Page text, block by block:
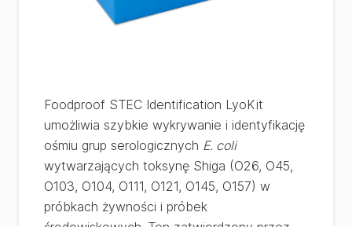
Foodproof STEC Identification LyoKit
umożliwia szybkie wykrywanie i identyfikację
ośmiu grup serologicznych E. coli
wytwarzających toksynę Shiga (O26, O45,
O103, O104, O111, O121, O145, O157) w
próbkach żywności i próbek